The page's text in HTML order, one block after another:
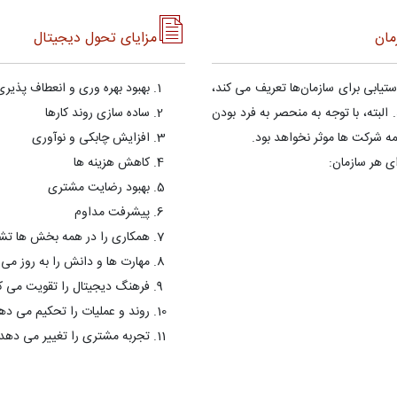
برای سازمان‌ها تعریف می کند،
با توجه به منحصر به فرد بودن
شرکت ها موثر نخواهد بود.
هر سازمان:
مزایای تحول دیجیتال
بهبود بهره وری و انعطاف
ساده سازی روند کارها
افزایش چابکی و نوآوری
کاهش هزینه ها
بهبود رضایت مشتری
پیشرفت مداوم
همکاری را در همه بخش ها
مهارت ها و دانش را به روز
فرهنگ دیجیتال را تقویت می
روند و عملیات را تحکیم می
تجربه مشتری را تغییر می دهد